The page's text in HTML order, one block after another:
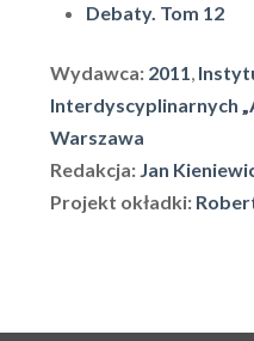
Debaty. Tom 12
Wydawca: 2011,
Interdyscyplinarnych
Warszawa
Redakcja: Jan
Projekt okładki: